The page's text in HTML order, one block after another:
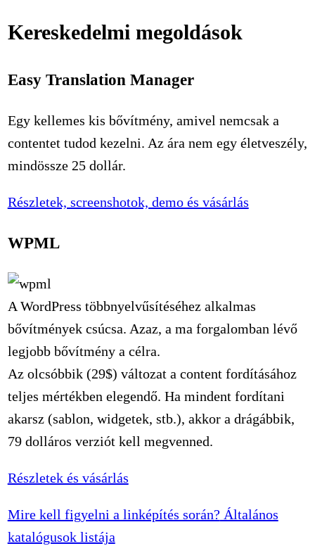
Kereskedelmi megoldások
Easy Translation Manager
Egy kellemes kis bővítmény, amivel nemcsak a
contentet tudod kezelni. Az ára nem egy életveszély,
mindössze 25 dollár.
Részletek, screenshotok, demo és vásárlás
WPML
A WordPress többnyelvűsítéséhez alkalmas
bővítmények csúcsa. Azaz, a ma forgalomban lévő
legjobb bővítmény a célra.
Az olcsóbbik (29$) változat a content fordításához
teljes mértékben elegendő. Ha mindent fordítani
akarsz (sablon, widgetek, stb.), akkor a drágábbik,
79 dolláros verziót kell megvenned.
Részletek és vásárlás
Mire kell figyelni a linképítés során? Általános
katalógusok listája